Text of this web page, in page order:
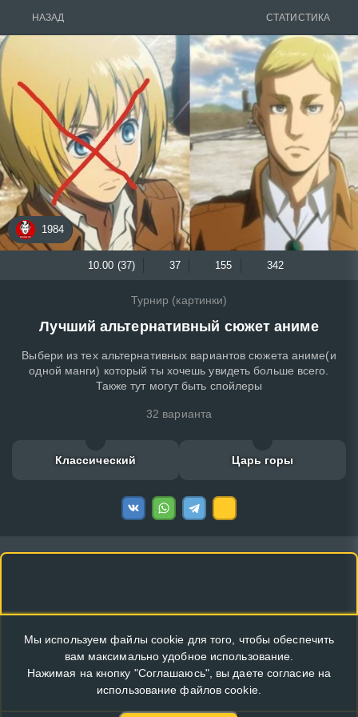
НАЗАД СТАТИСТИКА
1984
10.00 (37) 37 155 342
Турнир (картинки)
Лучший альтернативный сюжет аниме
Выбери из тех альтернативных вариантов сюжета аниме(и
одной манги) который ты хочешь увидеть больше всего.
Также тут могут быть спойлеры
32 варианта
Классический Царь горы
Мы используем файлы cookie для того, чтобы обеспечить
вам максимально удобное использование.
Нажимая на кнопку "Соглашаюсь", вы даете согласие на
использование файлов cookie.